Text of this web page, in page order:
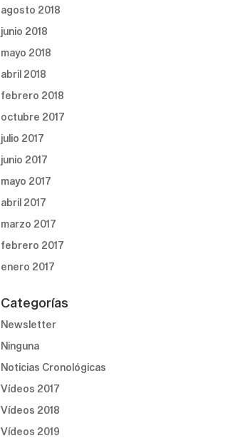
agosto 2018
junio 2018
mayo 2018
abril 2018
febrero 2018
octubre 2017
julio 2017
junio 2017
mayo 2017
abril 2017
marzo 2017
febrero 2017
enero 2017
Categorías
Newsletter
Ninguna
Noticias Cronológicas
Vídeos 2017
Vídeos 2018
Vídeos 2019